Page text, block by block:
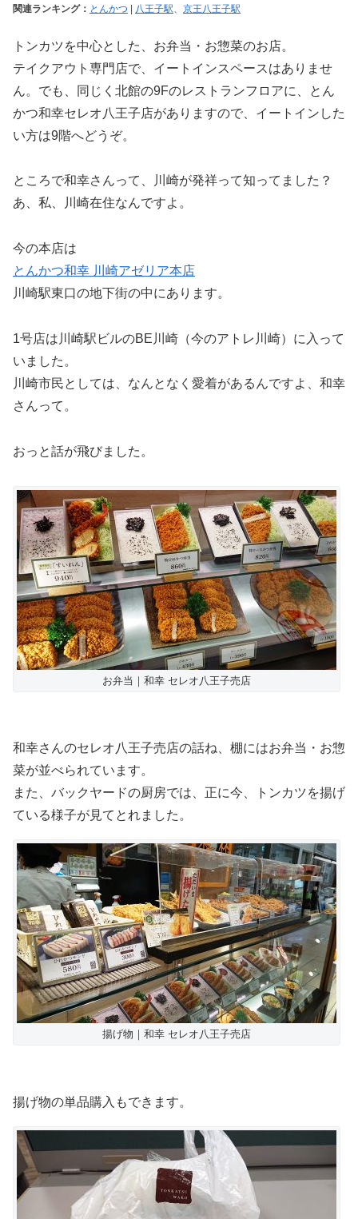
関連ランキング： とんかつ 八王子駅、 京王八王子駅
トンカツを中心とした、お弁当・お惣菜のお店。
テイクアウト専門店で、イートインスペースはありませ
ん。でも、同じく北館の9Fのレストランフロアに、とん
かつ和幸セレオ八王子店がありますので、イートインした
い方は9階へどうぞ。
ところで和幸さんって、川崎が発祥って知ってました？
あ、私、川崎在住なんですよ。
今の本店は
とんかつ和幸 川崎アゼリア本店
川崎駅東口の地下街の中にあります。
1号店は川崎駅ビルのBE川崎（今のアトレ川崎）に入って
いました。
川崎市民としては、なんとなく愛着があるんですよ、和幸
さんって。
おっと話が飛びました。
お弁当｜和幸 セレオ八王子売店
和幸さんのセレオ八王子売店の話ね、棚にはお弁当・お惣
菜が並べられています。
また、バックヤードの厨房では、正に今、トンカツを揚げ
ている様子が見てとれました。
揚げ物｜和幸 セレオ八王子売店
揚げ物の単品購入もできます。